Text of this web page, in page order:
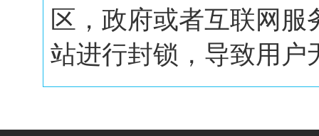
区，政府或者互联网
站进行封锁，导致用户